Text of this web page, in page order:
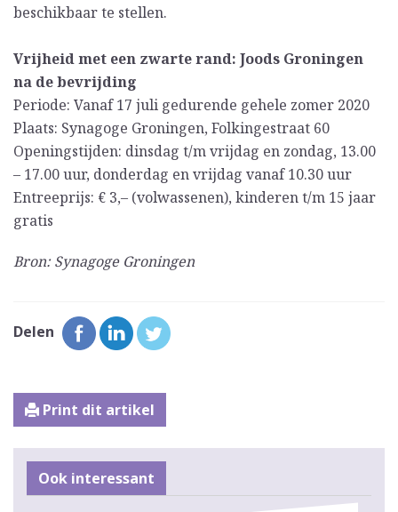
beschikbaar te stellen.
Vrijheid met een zwarte rand: Joods Groningen
na de bevrijding
Periode: Vanaf 17 juli gedurende gehele zomer 2020
Plaats: Synagoge Groningen, Folkingestraat 60
Openingstijden: dinsdag t/m vrijdag en zondag, 13.00
– 17.00 uur, donderdag en vrijdag vanaf 10.30 uur
Entreeprijs: € 3,– (volwassenen), kinderen t/m 15 jaar
gratis
Bron: Synagoge Groningen
Delen
Print dit artikel
Ook interessant